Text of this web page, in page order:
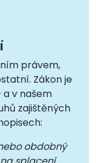
právem,
Zákon je
a v našem
zajištěných
obdobný